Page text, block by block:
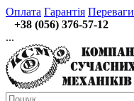
Оплата Гарантія Переваги
+38 (056) 376-57-12
...